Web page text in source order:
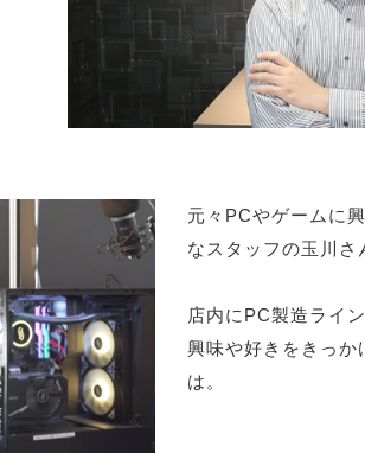
元々PCやゲームに
なスタッフの玉川さ
店内にPC製造ライ
興味や好きをきっか
は。